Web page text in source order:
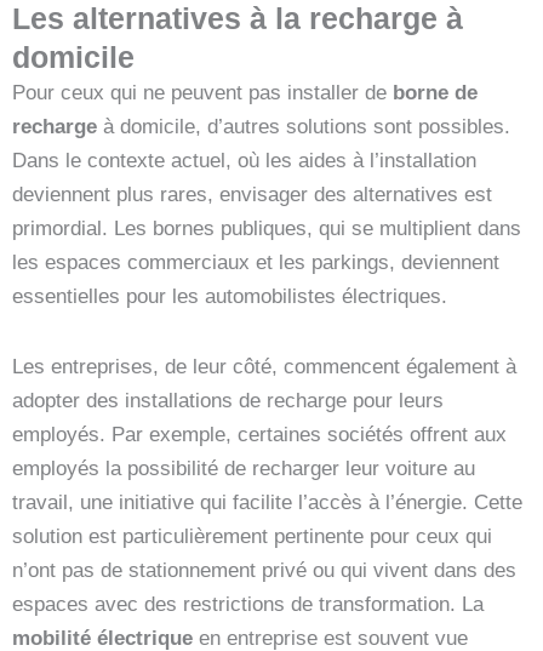
Les alternatives à la recharge à
domicile
Pour ceux qui ne peuvent pas installer de borne de
recharge à domicile, d’autres solutions sont possibles.
Dans le contexte actuel, où les aides à l’installation
deviennent plus rares, envisager des alternatives est
primordial. Les bornes publiques, qui se multiplient dans
les espaces commerciaux et les parkings, deviennent
essentielles pour les automobilistes électriques.
Les entreprises, de leur côté, commencent également à
adopter des installations de recharge pour leurs
employés. Par exemple, certaines sociétés offrent aux
employés la possibilité de recharger leur voiture au
travail, une initiative qui facilite l’accès à l’énergie. Cette
solution est particulièrement pertinente pour ceux qui
n’ont pas de stationnement privé ou qui vivent dans des
espaces avec des restrictions de transformation. La
mobilité électrique en entreprise est souvent vue